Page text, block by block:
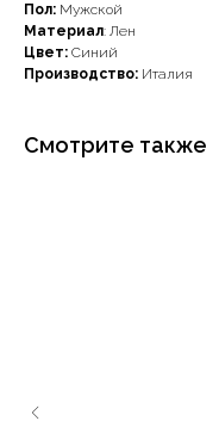
Пол: Мужской
Материал: Лен
Цвет: Синий
Производство: Италия
Смотрите также